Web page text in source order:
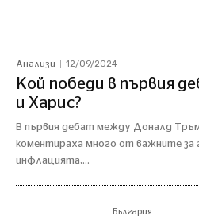
Анализи 12/09/2024
Кой победи в първия
и Харис?
В първия дебат между Доналд
коментираха много от важните за
инфлацията,...
България